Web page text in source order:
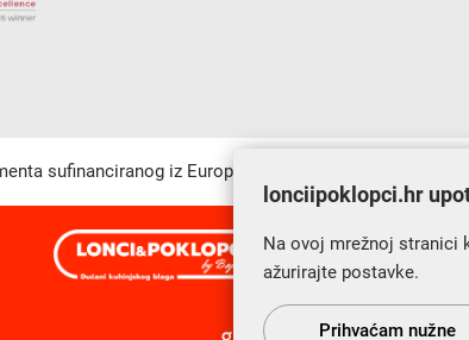
sufinanciranog iz Europskog fonda za regionalni
s Vama od 2014.
lonciipoklopci.hr
Na ovoj mrežnoj stranici
ažurirajte postavke.
Prihvaćam nužne